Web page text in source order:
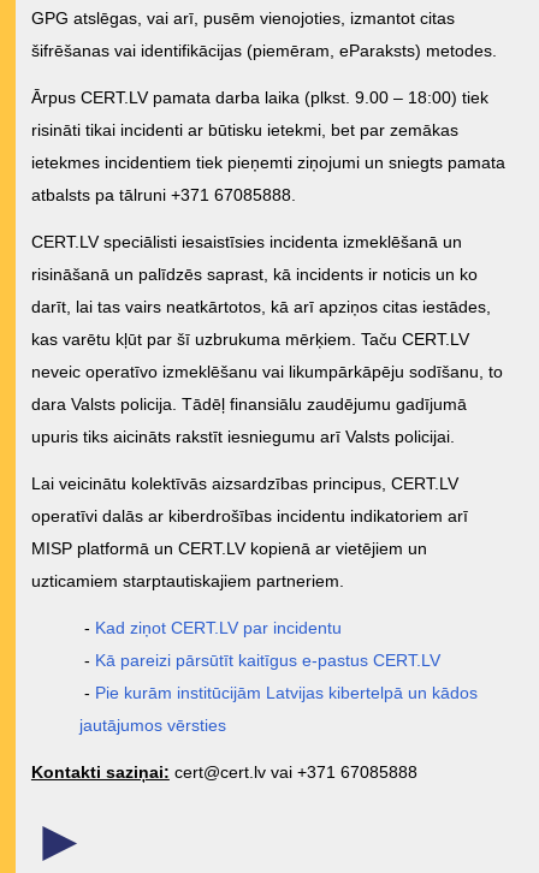
GPG atslēgas, vai arī, pusēm vienojoties, izmantot citas
šifrēšanas vai identifikācijas (piemēram, eParaksts) metodes.
Ārpus CERT.LV pamata darba laika (plkst. 9.00 – 18:00) tiek
risināti tikai incidenti ar būtisku ietekmi, bet par zemākas
ietekmes incidentiem tiek pieņemti ziņojumi un sniegts pamata
atbalsts pa tālruni +371 67085888.
CERT.LV speciālisti iesaistīsies incidenta izmeklēšanā un
risināšanā un palīdzēs saprast, kā incidents ir noticis un ko
darīt, lai tas vairs neatkārtotos, kā arī apziņos citas iestādes,
kas varētu kļūt par šī uzbrukuma mērķiem. Taču CERT.LV
neveic operatīvo izmeklēšanu vai likumpārkāpēju sodīšanu, to
dara Valsts policija. Tādēļ finansiālu zaudējumu gadījumā
upuris tiks aicināts rakstīt iesniegumu arī Valsts policijai.
Lai veicinātu kolektīvās aizsardzības principus, CERT.LV
operatīvi dalās ar kiberdrošības incidentu indikatoriem arī
MISP platformā un CERT.LV kopienā ar vietējiem un
uzticamiem starptautiskajiem partneriem.
- Kad ziņot CERT.LV par incidentu
- Kā pareizi pārsūtīt kaitīgus e-pastus CERT.LV
- Pie kurām institūcijām Latvijas kibertelpā un kādos
jautājumos vērsties
Kontakti saziņai: cert@cert.lvvai +371 67085888
►